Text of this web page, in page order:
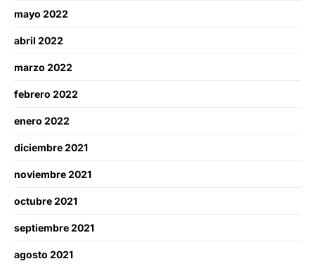
mayo 2022
abril 2022
marzo 2022
febrero 2022
enero 2022
diciembre 2021
noviembre 2021
octubre 2021
septiembre 2021
agosto 2021